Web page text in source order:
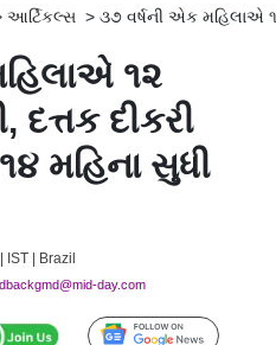
આર્ટિકલ્સ > ૩૭ વર્ષની એક મહિલાએ
૧૨
દત્તક દીકરી
મહિના સુધી
| Brazil
day.com
Follow Us